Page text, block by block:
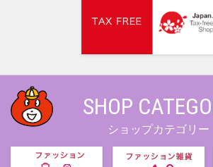
SHOP
ショップカテゴリー